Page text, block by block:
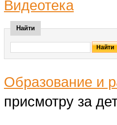
Видеотека
Найти
Образование и
присмотру за